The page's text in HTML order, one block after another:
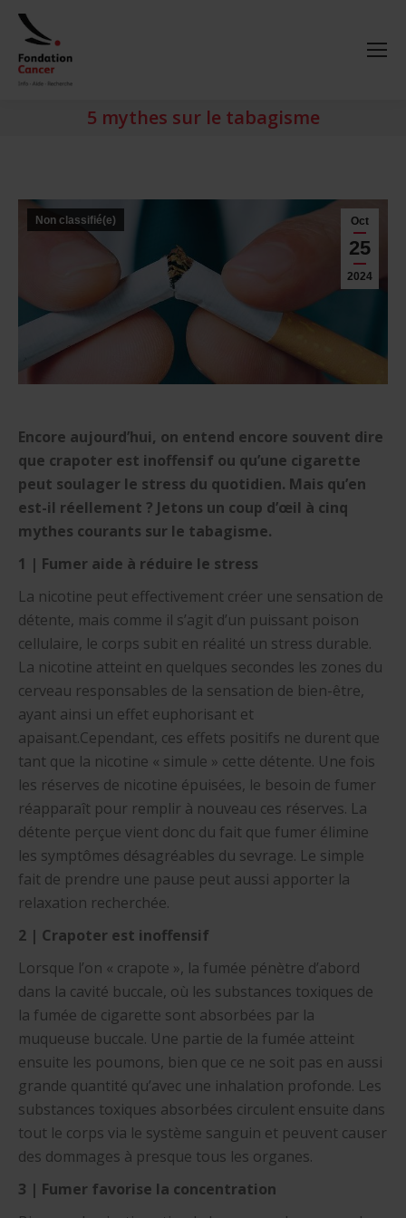
5 mythes sur le tabagisme
Oct
25
2024
Non classifié(e)
Encore aujourd’hui, on entend encore souvent dire
que crapoter est inoffensif ou qu’une cigarette
peut soulager le stress du quotidien. Mais qu’en
est-il réellement ? Jetons un coup d’œil à cinq
mythes courants sur le tabagisme.
1 | Fumer aide à réduire le stress
La nicotine peut effectivement créer une sensation de
détente, mais comme il s’agit d’un puissant poison
cellulaire, le corps subit en réalité un stress durable.
La nicotine atteint en quelques secondes les zones du
cerveau responsables de la sensation de bien-être,
ayant ainsi un effet euphorisant et
apaisant.Cependant, ces effets positifs ne durent que
tant que la nicotine « simule » cette détente. Une fois
les réserves de nicotine épuisées, le besoin de fumer
réapparaît pour remplir à nouveau ces réserves. La
détente perçue vient donc du fait que fumer élimine
les symptômes désagréables du sevrage. Le simple
fait de prendre une pause peut aussi apporter la
relaxation recherchée.
2 | Crapoter est inoffensif
Lorsque l’on « crapote », la fumée pénètre d’abord
dans la cavité buccale, où les substances toxiques de
la fumée de cigarette sont absorbées par la
muqueuse buccale. Une partie de la fumée atteint
ensuite les poumons, bien que ce ne soit pas en aussi
grande quantité qu’avec une inhalation profonde. Les
substances toxiques absorbées circulent ensuite dans
tout le corps via le système sanguin et peuvent causer
des dommages à presque tous les organes.
3 | Fumer favorise la concentration